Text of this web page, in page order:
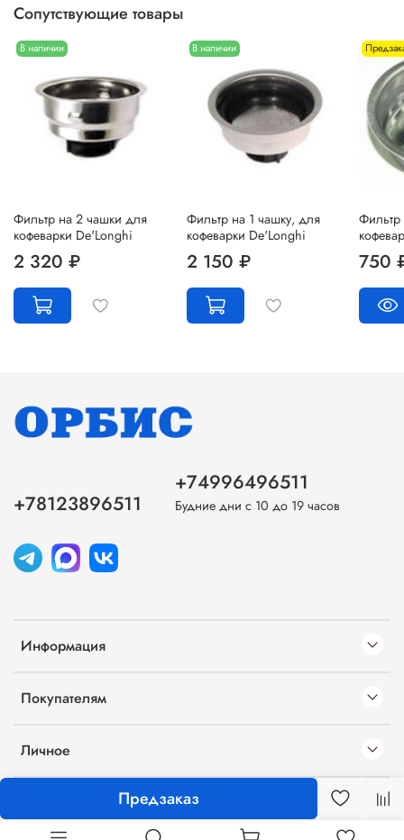
Предзаказ
Сопутствующие товары
В наличии
Фильтр на 2 чашки для
кофеварки De'Longhi
2 320 ₽
В наличии
Фильтр на 1 чашку, для
кофеварки De'Longhi
2 150 ₽ 750
Информация
Покупателям
Личное
+78123896511
+74996496511
Будние дни с 10 до 19 часов